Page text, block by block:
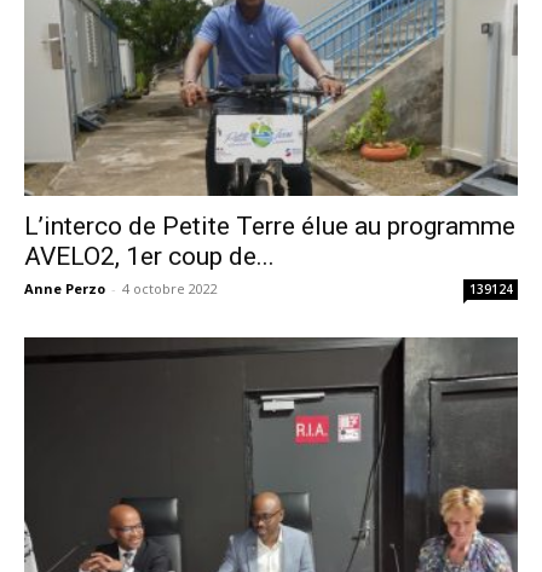
L’interco de Petite Terre élue au programme
AVELO2, 1er coup de...
Anne Perzo - 4 octobre 2022 139124